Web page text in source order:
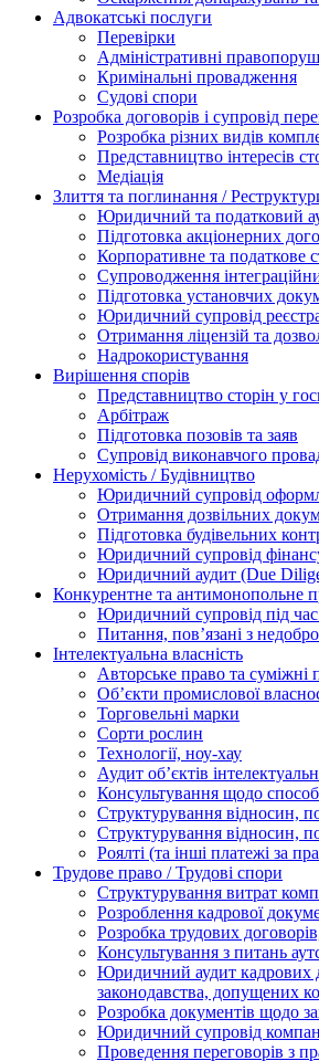
Адвокатські послуги
Перевірки
Адміністративні
Кримінальні провадження
Судові спори
Розробка договорів і супровід
Розробка різних видів
Представництво інтересів
Медіація
Злиття та поглинання /
Юридичний та податковий
Підготовка акціонерних
Корпоративне та податкове
Супроводження
Підготовка установчих
Юридичний супровід
Отримання ліцензій та
Надрокористування
Вирішення спорів
Представництво сторін у
Арбітраж
Підготовка позовів та заяв
Супровід виконавчого
Нерухомість / Будівництво
Юридичний супровід
Отримання дозвільних
Підготовка будівельних
Юридичний супровід
Юридичний аудит (Due
Конкурентне та антимонопольне
Юридичний супровід під
Питання, пов’язані з
Інтелектуальна власність
Авторське право та суміжні
Oб’єкти промислової
Торговельні марки
Сорти рослин
Технології, ноу-хау
Аудит об’єктів
Консультування щодо
Структурування відносин,
Структурування відносин,
Роялті (та інші платежі за
Трудове право / Трудові спори
Cтруктурування витрат
Розроблення кадрової
Розробка трудових
Консультування з питань
Юридичний аудит кадрових
законодавства, допущених
Розробка документів щодо
Юридичний супровід
Проведення переговорів з